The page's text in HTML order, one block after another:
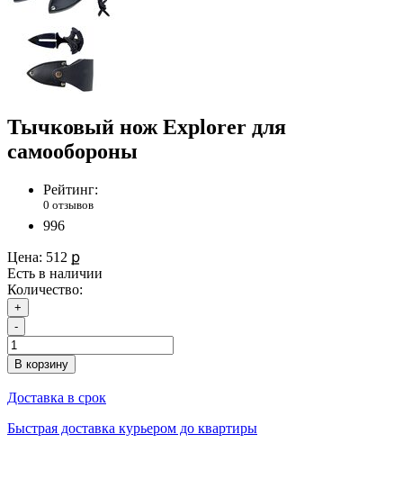
Тычковый нож Explorer для
самообороны
Рейтинг:
0 отзывов
996
Цена: 512 ք
Есть в наличии
Количество:
+
-
В корзину
Доставка в срок
Быстрая доставка курьером до квартиры